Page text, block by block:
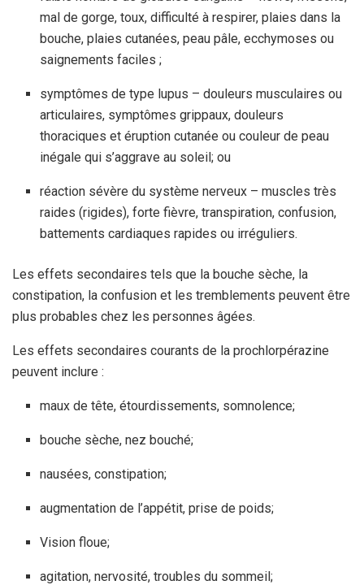
mal de gorge, toux, difficulté à respirer, plaies dans la
bouche, plaies cutanées, peau pâle, ecchymoses ou
saignements faciles ;
symptômes de type lupus – douleurs musculaires ou
articulaires, symptômes grippaux, douleurs
thoraciques et éruption cutanée ou couleur de peau
inégale qui s’aggrave au soleil; ou
réaction sévère du système nerveux – muscles très
raides (rigides), forte fièvre, transpiration, confusion,
battements cardiaques rapides ou irréguliers.
Les effets secondaires tels que la bouche sèche, la
constipation, la confusion et les tremblements peuvent être
plus probables chez les personnes âgées.
Les effets secondaires courants de la prochlorpérazine
peuvent inclure :
maux de tête, étourdissements, somnolence;
bouche sèche, nez bouché;
nausées, constipation;
augmentation de l’appétit, prise de poids;
Vision floue;
agitation, nervosité, troubles du sommeil;